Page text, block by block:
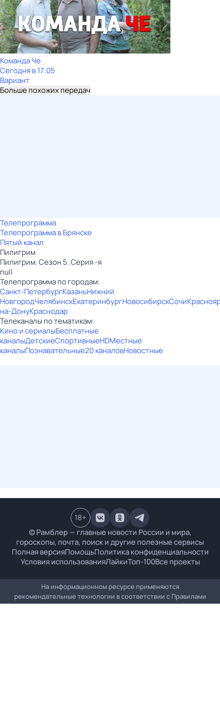
Команда Че
Сегодня в 17:05
Вариант
Больше похожих передач
Телепрограмма
Телепрограмма в Брянске
Пятый канал
Пилигрим
Пилигрим. Сезон 5. Серия -я
null
Телепрограмма по городам:
Санкт-ПетербургКазаньНижний
НовгородЧелябинскЕкатеринбургНовосибирскСочи
на-ДонуКраснодар
Телеканалы по тематикам:
Кино и сериалыБесплатные
каналыДетскиеСпортивныеHDМестные
каналыПознавательные20 каналовНовостные
© Рамблер — главные новости России и мира,
гороскопы, почта, поиск и другие полезные сервисы
Полная версияПомощьПолитика конфиденциальности
Условия использованияЛайкиТоп-100Все проекты
18+
На информационном ресурсе применяются
рекомендательные технологии в соответствии с Правилами